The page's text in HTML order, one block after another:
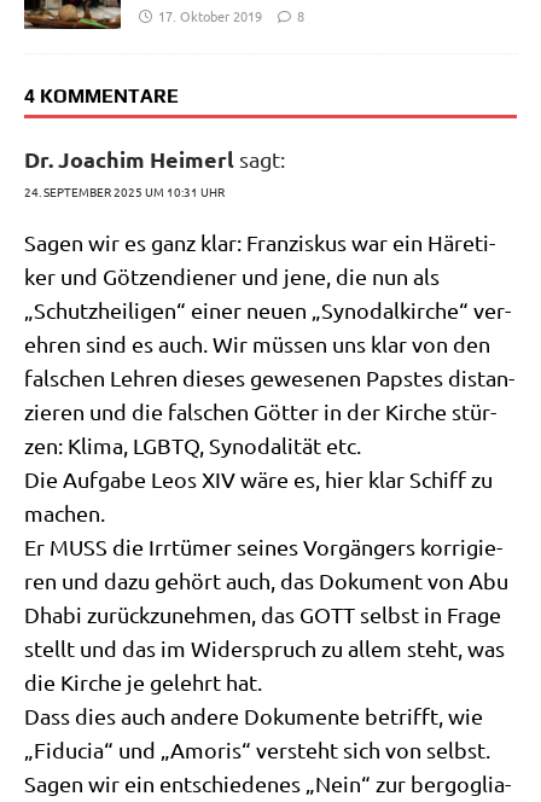
17. Oktober 2019
8
4 KOMMENTARE
Dr. Joachim Heimerl sagt:
24. SEPTEMBER 2025 UM 10:31 UHR
Sagen wir es ganz klar: Fran­zis­kus war ein Häre­ti­
ker und Göt­zen­die­ner und jene, die nun als
„Schutz­hei­li­gen“ einer neu­en „Syn­odal­kir­che“ ver­
eh­ren sind es auch. Wir müs­sen uns klar von den
fal­schen Leh­ren die­ses gewe­se­nen Pap­stes distan­
zie­ren und die fal­schen Göt­ter in der Kir­che stür­
zen: Kli­ma, LGBTQ, Syn­oda­li­tät etc.
Die Auf­ga­be Leos XIV wäre es, hier klar Schiff zu
machen.
Er MUSS die Irr­tü­mer sei­nes Vor­gän­gers kor­ri­gie­
ren und dazu gehört auch, das Doku­ment von Abu
Dha­bi zurück­zu­neh­men, das GOTT selbst in Fra­ge
stellt und das im Wider­spruch zu allem steht, was
die Kir­che je gelehrt hat.
Dass dies auch ande­re Doku­men­te betrifft, wie
„Fidu­cia“ und „Amo­ris“ ver­steht sich von selbst.
Sagen wir ein ent­schie­de­nes „Nein“ zur berg­o­glia­